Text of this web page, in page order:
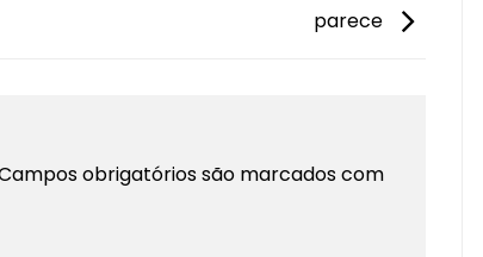
parece
obrigatórios são marcados com